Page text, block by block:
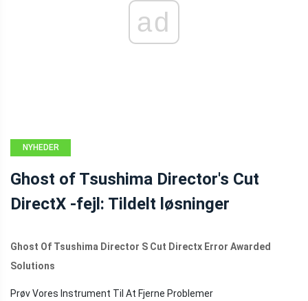
ad
NYHEDER
Ghost of Tsushima Director's Cut
DirectX -fejl: Tildelt løsninger
Ghost Of Tsushima Director S Cut Directx Error Awarded
Solutions
Prøv Vores Instrument Til At Fjerne Problemer